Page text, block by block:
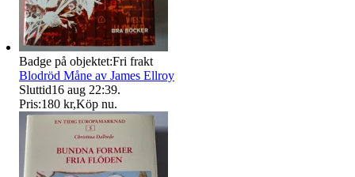
Badge på objektet:Fri frakt
Blodröd Måne av James Ellroy
Sluttid16 aug 22:39.
Pris:180 kr,Köp nu.